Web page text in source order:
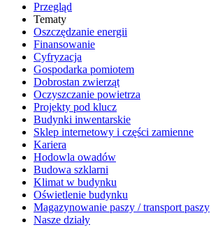
Przegląd
Tematy
​Oszczędzanie energii
Finansowanie
Cyfryzacja
Gospodarka pomiotem
Dobrostan zwierząt
Oczyszczanie powietrza
Projekty pod klucz
Budynki inwentarskie
Sklep internetowy i części zamienne
Kariera
Hodowla owadów
Budowa szklarni
Klimat w budynku
Oświetlenie budynku
Magazynowanie paszy / transport paszy
Nasze działy